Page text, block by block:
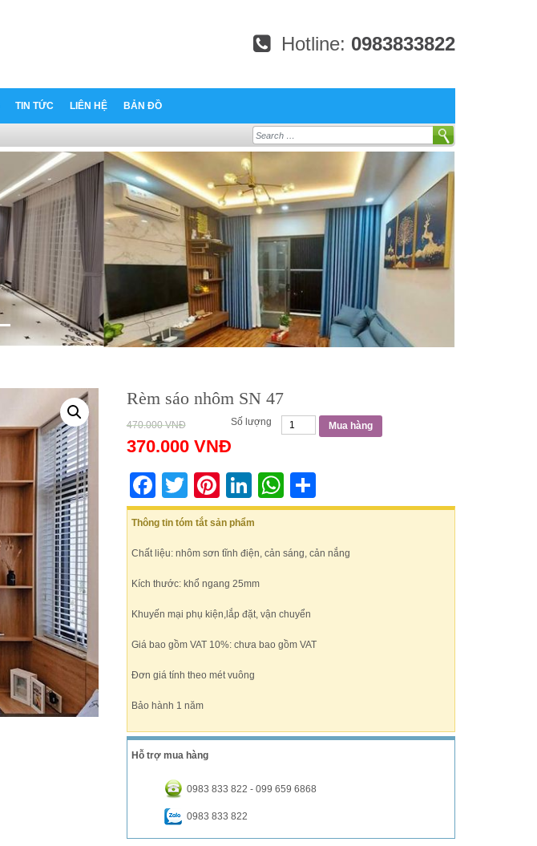
Hotline: 0983833822
TIN TỨC LIÊN HỆ BẢN ĐỒ
Search
Rèm sáo nhôm SN 47
470.000VNĐ
370.000 VNĐ
Số lượng Mua hàng
Facebook
TwitterPinterest
LinkedIn
WhatsApp
Thông tin tóm tắt sản phẩm
Chất liệu: nhôm sơn tĩnh điện, cản sáng, cản nắng
Kích thước: khổ ngang 25mm
Khuyến mại phụ kiện,lắp đặt, vận chuyển
Giá bao gồm VAT 10%: chưa bao gồm VAT
Đơn giá tính theo mét vuông
Bảo hành 1 năm
Hỗ trợ mua hàng
0983 833 822 - 099 659 6868
0983 833 822